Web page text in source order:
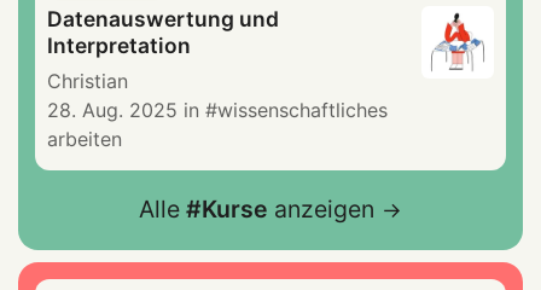
Datenauswertung und
Interpretation
Christian
28. Aug. 2025 in wissenschaftliches
arbeiten
Alle Kurse anzeigen